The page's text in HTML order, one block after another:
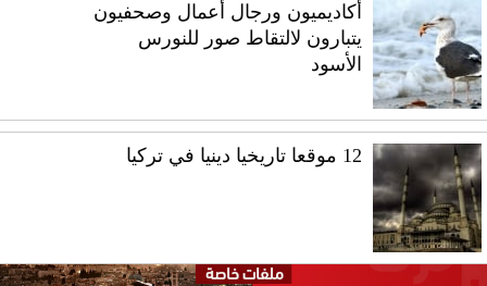
أكاديميون ورجال أعمال وصحفيون
يتبارون لالتقاط صور للنورس
الأسود
12 موقعا تاريخيا دينيا في تركيا